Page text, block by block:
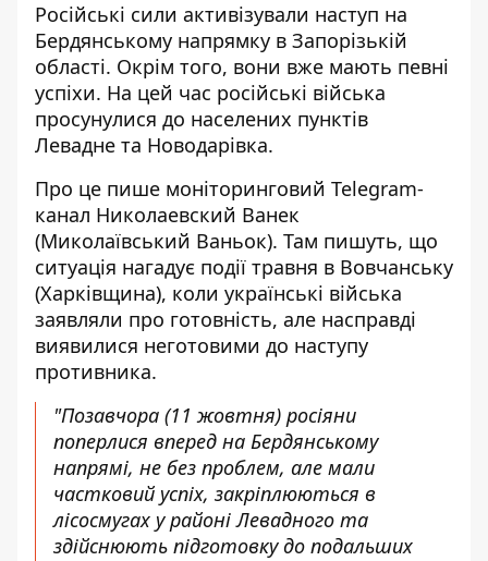
Російські сили активізували наступ на
Бердянському напрямку в Запорізькій
області. Окрім того, вони вже мають певні
успіхи. На цей час російські війська
просунулися до населених пунктів
Левадне та Новодарівка.
Про це пише моніторинговий Telegram-
канал Николаевский Ванек
(Миколаївський Ваньок). Там пишуть, що
ситуація нагадує події травня в Вовчанську
(Харківщина), коли українські війська
заявляли про готовність, але насправді
виявилися неготовими до наступу
противника.
"Позавчора (11 жовтня) росіяни
поперлися вперед на Бердянському
напрямі, не без проблем, але мали
частковий успіх, закріплюються в
лісосмугах у районі Левадного та
здійснюють підготовку до подальших